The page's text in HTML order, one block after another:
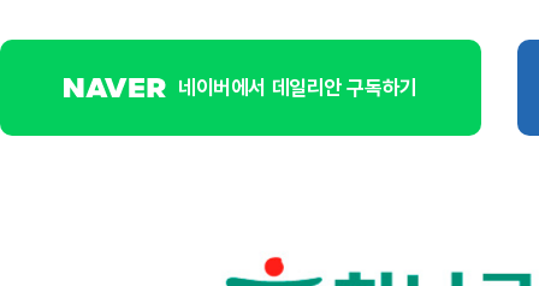
네이버에서 데일리안 구독하기